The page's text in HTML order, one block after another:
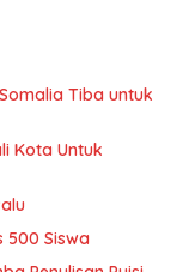
Tiba untuk
Kota Untuk
500 Siswa